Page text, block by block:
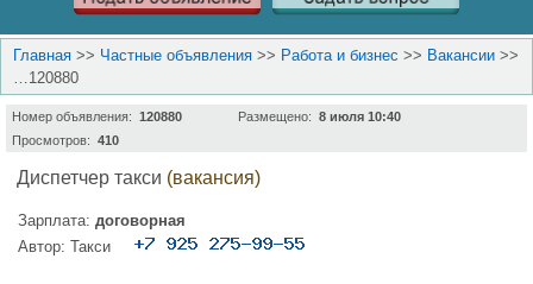
Главная >> Частные объявления >> Работа и бизнес >> Вакансии >>
…120880
Номер объявления: 120880 Размещено: 8 июля 10:40
Просмотров: 410
Диспетчер такси (вакансия)
Зарплата: договорная
Автор: Такси